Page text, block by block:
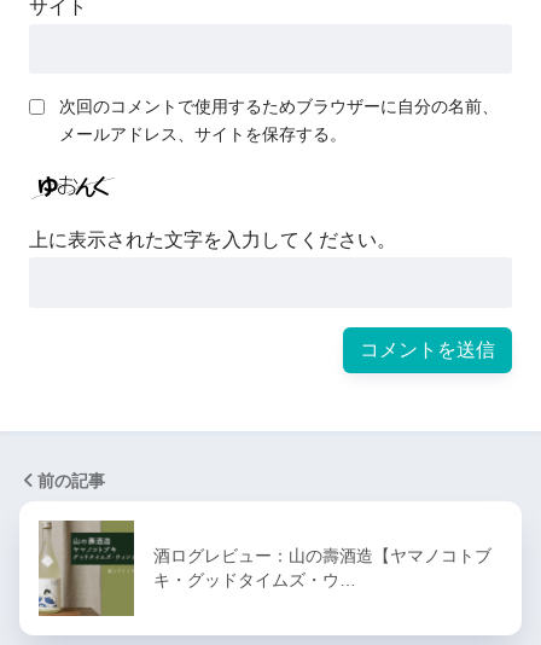
サイト
次回のコメントで使用するためブラウザーに自分の名前、
メールアドレス、サイトを保存する。
上に表示された文字を入力してください。
前の記事
酒ログレビュー：山の壽酒造【ヤマノコトブ
キ・グッドタイムズ・ウ…